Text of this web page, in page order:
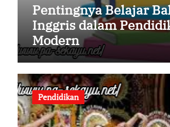
Pentingnya Belajar
Inggris dalam
Modern
Pendidikan